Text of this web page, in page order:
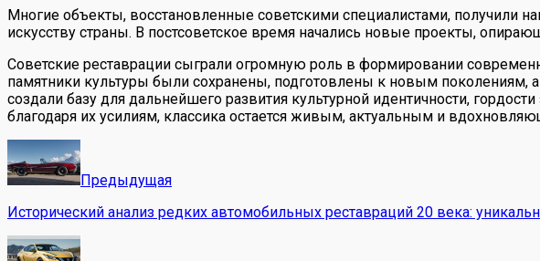
Многие объекты, восстановленные советскими специалистами, получили
искусству страны. В постсоветское время начались новые проекты,
Советские реставрации сыграли огромную роль в формировании
памятники культуры были сохранены, подготовлены к новым поколениям,
создали базу для дальнейшего развития культурной идентичности,
благодаря их усилиям, классика остается живым, актуальным и
Предыдущая
Исторический анализ редких автомобильных реставраций 20 века: